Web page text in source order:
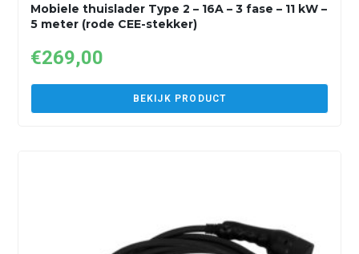
Mobiele thuislader Type 2 – 16A – 3 fase – 11 kW –
5 meter (rode CEE-stekker)
€269,00
BEKIJK PRODUCT